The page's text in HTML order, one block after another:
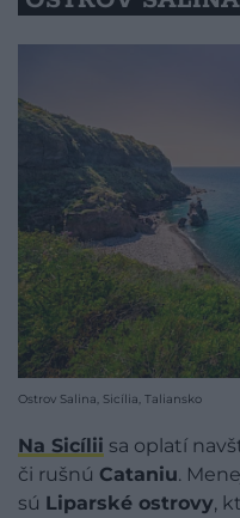
Ostrov Salina, Sicília, Taliansko
Na Sicílii sa oplatí
či rušnú Cataniu.
sú Liparské ostrovy,